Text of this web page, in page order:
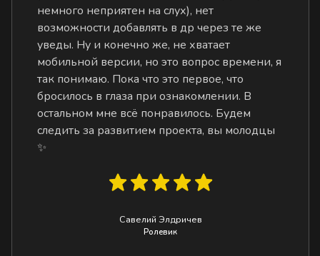
немного неприятен на слух), нет
возможности добавлять в др через те же
уведы. Ну и конечно же, не хватает
мобильной версии, но это вопрос времени, я
так понимаю. Пока что это первое, что
бросилось в глаза при ознакомлении. В
остальном мне всё понравилось. Будем
следить за развитием проекта, вы молодцы
✨
Савелий Элдричев
Ролевик